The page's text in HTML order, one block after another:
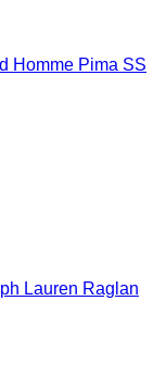
Pima SS
Raglan